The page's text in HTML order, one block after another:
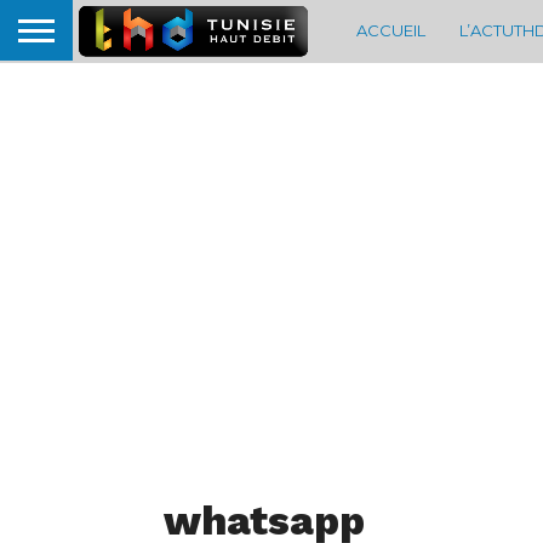
ACCUEIL
whatsapp